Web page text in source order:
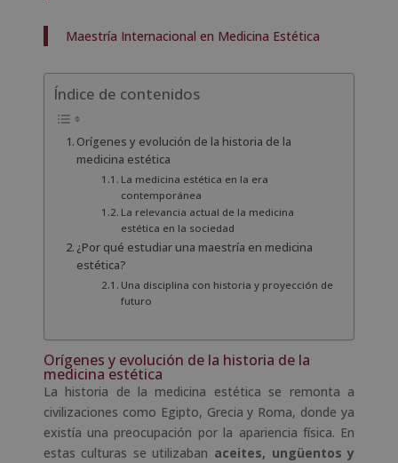
Maestría Internacional en Medicina Estética
Índice de contenidos
Orígenes y evolución de la historia de la
medicina estética
La medicina estética en la era
contemporánea
La relevancia actual de la medicina
estética en la sociedad
¿Por qué estudiar una maestría en medicina
estética?
Una disciplina con historia y proyección de
futuro
Orígenes y evolución de la historia de la
medicina estética
La historia de la medicina estética se remonta a
civilizaciones como Egipto, Grecia y Roma, donde ya
existía una preocupación por la apariencia física. En
estas culturas se utilizaban aceites, ungüentos y